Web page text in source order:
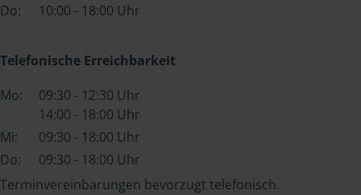
Do:
10:00 - 18:00 Uhr
Telefonische Erreichbarkeit
Mo:
09:30 - 12:30 Uhr
14:00 - 18:00 Uhr
Mi:
09:30 - 18:00 Uhr
Do:
09:30 - 18:00 Uhr
Terminvereinbarungen bevorzugt telefonisch.